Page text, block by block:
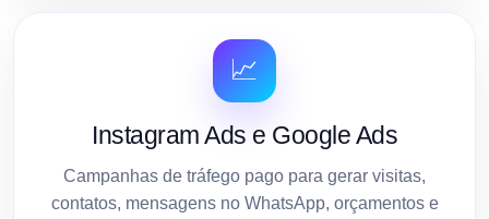
📈
Instagram Ads e Google Ads
Campanhas de tráfego pago para gerar visitas,
contatos, mensagens no WhatsApp, orçamentos e